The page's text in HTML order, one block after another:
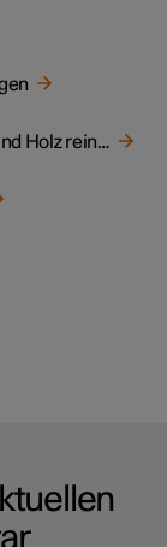
Innenausstattung aus Kunststoff, Metall und Holz reinigen